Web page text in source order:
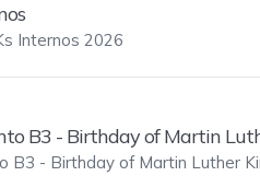
Internos 2026
B3 - Birthday of Martin
B3 - Birthday of Martin Luther